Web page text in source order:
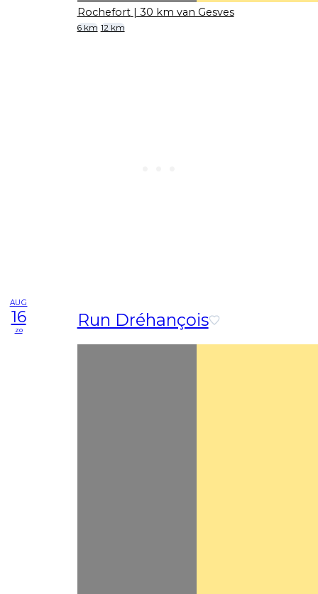
Rochefort | 30 km van Gesves
6 km 12 km
AUG
16
zo Run Dréhançois